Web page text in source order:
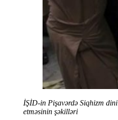
İŞİD-in Pişavərdə Siqhizm dini
etməsinin şəkilləri